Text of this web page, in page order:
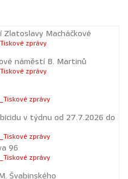
Macháčkové
zprávy
náměstí B. Martinů
zprávy
zprávy
v týdnu od 27.7.2026 do
zprávy
96
zprávy
Švabinského